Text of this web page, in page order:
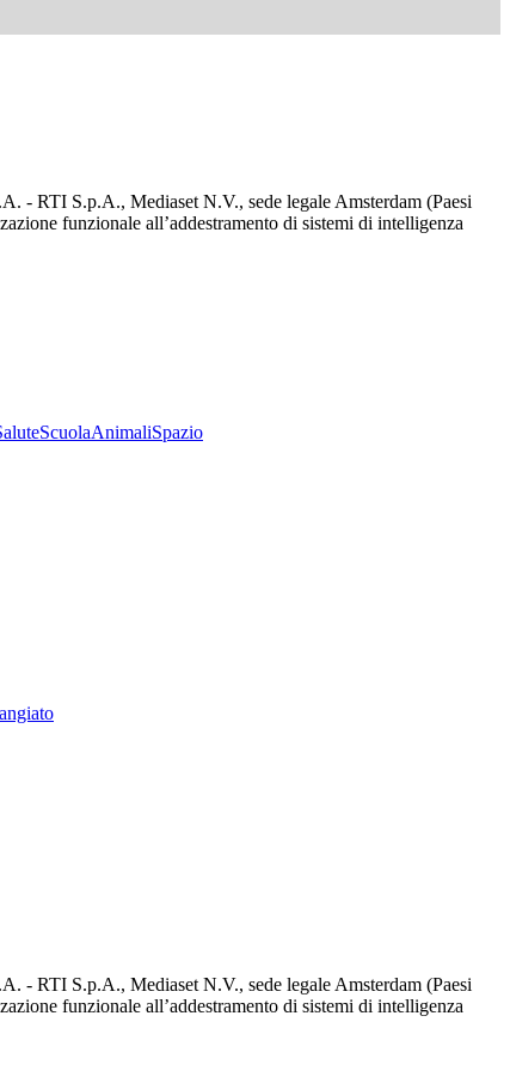
- RTI S.p.A., Mediaset N.V., sede legale Amsterdam (Paesi
funzionale all’addestramento di sistemi di intelligenza
ScuolaAnimaliSpazio
- RTI S.p.A., Mediaset N.V., sede legale Amsterdam (Paesi
funzionale all’addestramento di sistemi di intelligenza